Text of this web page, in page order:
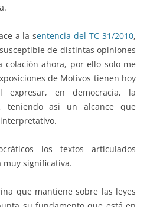
a la sentencia del TC 31/2010,
de distintas opiniones
colación ahora, por ello solo me
de Motivos tienen hoy
expresar, en democracia, la
teniendo asi un alcance que
los textos articulados
significativa.
que mantiene sobre las leyes